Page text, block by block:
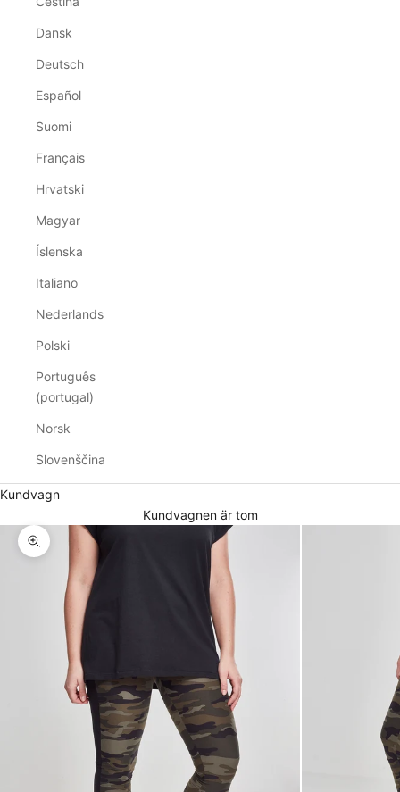
Dansk
Deutsch
Español
Suomi
Français
Hrvatski
Magyar
Íslenska
Italiano
Nederlands
Polski
Português
(portugal)
Norsk
Slovenščina
Kundvagn
Kundvagnen är tom
Zooma